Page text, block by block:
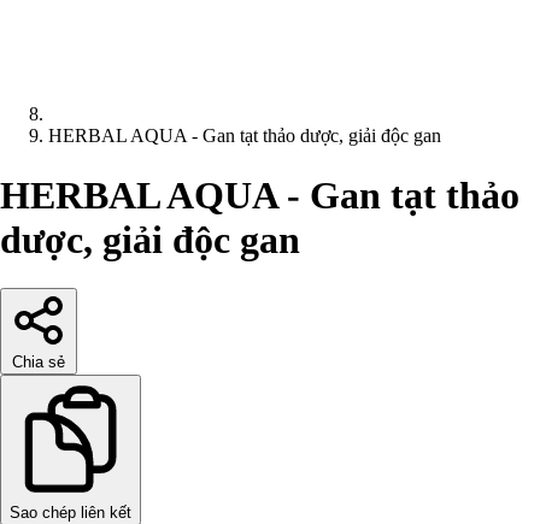
HERBAL AQUA - Gan tạt thảo dược, giải độc gan
HERBAL AQUA - Gan tạt thảo
dược, giải độc gan
Chia sẻ
Sao chép liên kết